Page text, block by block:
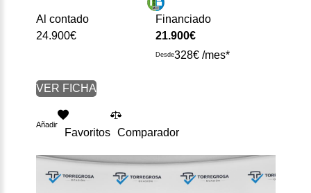
Al contado
24.900€
Financiado
21.900€
Desde328€ /mes*
VER FICHA
Añadir
Favoritos Comparador